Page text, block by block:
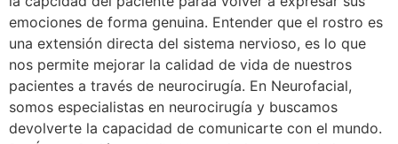
emociones de forma genuina. Entender que el rostro es
una extensión directa del sistema nervioso, es lo que
nos permite mejorar la calidad de vida de nuestros
pacientes a través de neurocirugía. En Neurofacial,
somos especialistas en neurocirugía y buscamos
devolverte la capacidad de comunicarte con el mundo.